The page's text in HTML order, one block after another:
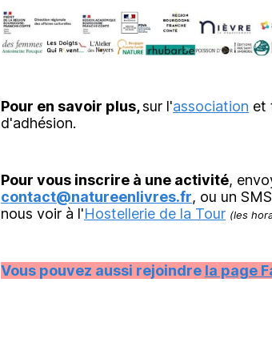
Pour en savoir plus,sur l'association et
d'adhésion.
Pour vous inscrire à une activité,
contact@natureenlivres.fr, ou un
nous voir à l'Hostellerie de la Tour (les
Vous pouvez aussi rejoindre la page